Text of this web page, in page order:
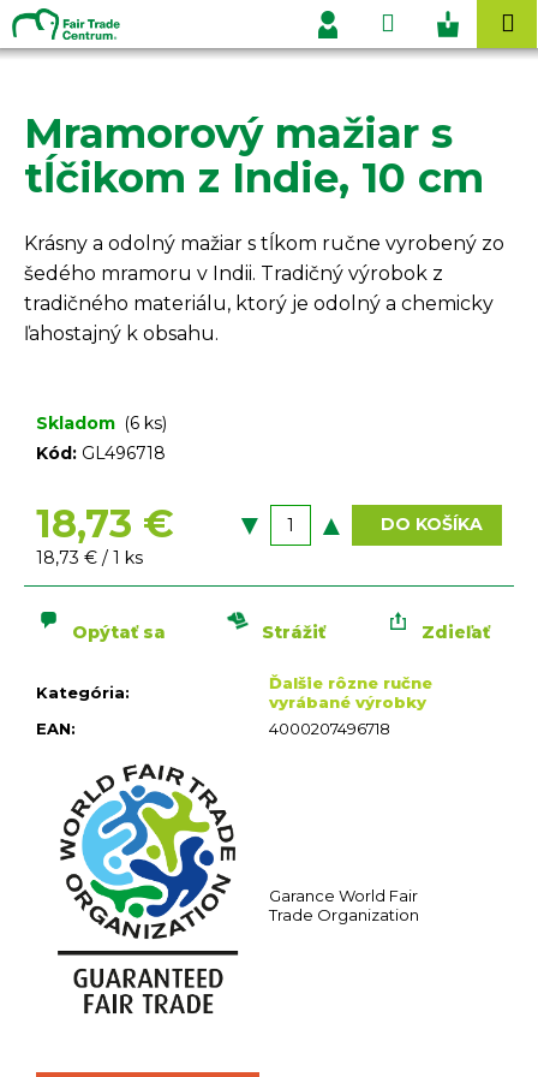
Prejsť
na
obsah
Hľadať
Prihlásenie
Mramorový mažiar s
tĺčikom z Indie, 10 cm
Krásny a odolný mažiar s tĺkom ručne vyrobený zo
šedého mramoru v Indii. Tradičný výrobok z
tradičného materiálu, ktorý je odolný a chemicky
ľahostajný k obsahu.
Skladom (6 ks)
Kód: GL496718
18,73 €
Jednotková
cena:
18,73 € / 1 ks
DO KOŠÍKA
Kategória:
Ďalšie rôzne ručne
vyrábané výrobky
EAN: 4000207496718
Garance World Fair
Trade Organization
Opýtať sa Strážiť Zdieľať
K
o
Späť
Späť
Č
o
p
o
t
r
e
b
e
e
n
á
?
HĽADAŤ